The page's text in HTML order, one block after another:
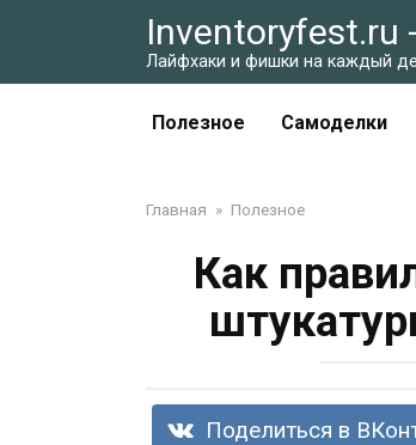
Inventoryfest.ru
Лайфхаки и фишки на каждый
Полезное Самоделки
Главная » Полезное
Как
Поделиться в